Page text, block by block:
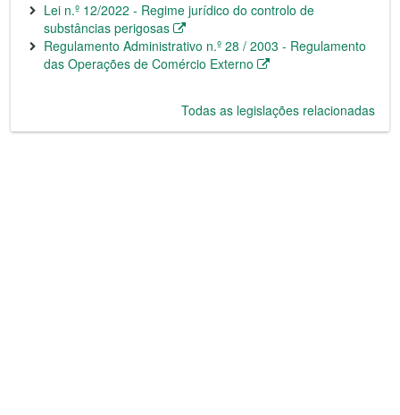
Lei n.º 12/2022 - Regime jurídico do controlo de
substâncias perigosas
Regulamento Administrativo n.º 28 / 2003 - Regulamento
das Operações de Comércio Externo
Todas as legislações relacionadas